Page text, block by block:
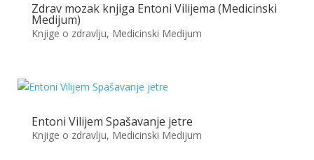
Zdrav mozak knjiga Entoni Vilijema (Medicinski
Medijum)
Knjige o zdravlju, Medicinski Medijum
Entoni Vilijem Spašavanje jetre
Knjige o zdravlju, Medicinski Medijum